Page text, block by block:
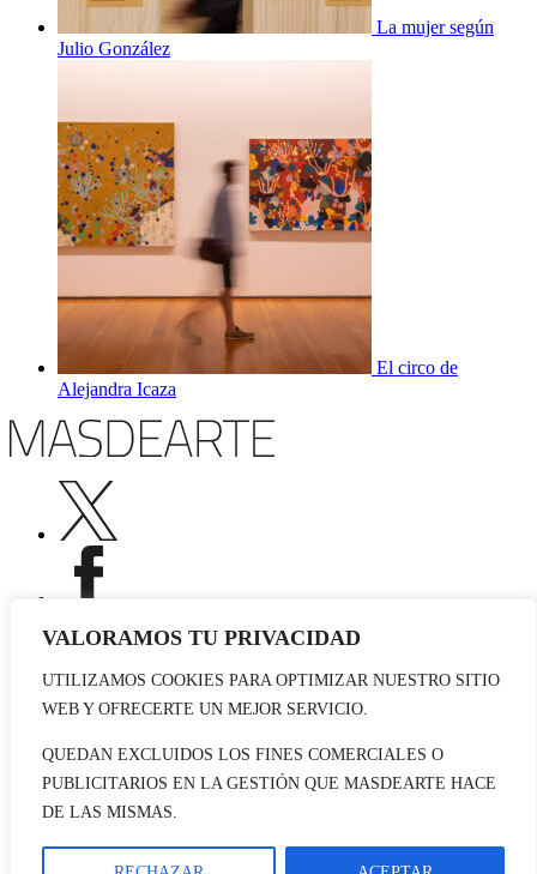
VALORAMOS TU PRIVACIDAD
UTILIZAMOS COOKIES PARA OPTIMIZAR NUESTRO SITIO
WEB Y OFRECERTE UN MEJOR SERVICIO.
QUEDAN EXCLUIDOS LOS FINES COMERCIALES O
PUBLICITARIOS EN LA GESTIÓN QUE MASDEARTE HACE
DE LAS MISMAS.
La mujer según
Julio González
El circo de
Alejandra Icaza
Publicidad
Contacto
© 2026 masdearte. Información de exposiciones, museos y artistas
Política de cookies